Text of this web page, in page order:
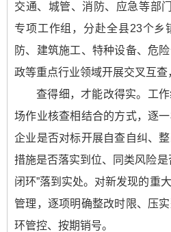
交通、城管、消防、应急等部
专项工作组，分赴全县23个乡
防、建筑施工、特种设备、危
政等重点行业领域开展交叉互查
查得细，才能改得实。工
场作业核查相结合的方式，逐
企业是否对标开展自查自纠、
措施是否落实到位、同类风险
闭环”落到实处。对新发现的重
管理，逐项明确整改时限、压
环管控、按期销号。